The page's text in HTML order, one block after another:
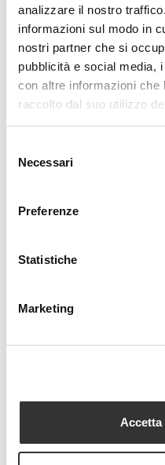
analizzare il nostro
informazioni sul modo in
nostri partner che si
pubblicità e social media,
con altre informazioni che
raccolto dal suo utilizzo
delNecessari
Preferenze
Statistiche
Marketing
Gel